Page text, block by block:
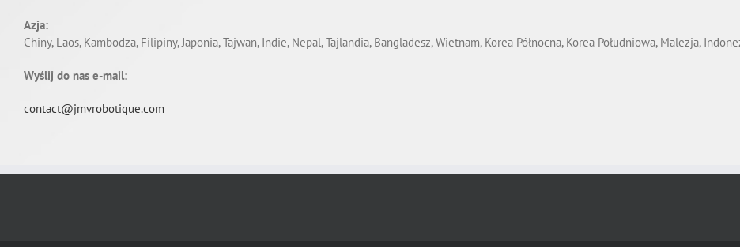
Azja:
Chiny, Laos, Kambodża, Filipiny, Japonia, Tajwan, Indie, Nepal, Tajlandia, Bangladesz, Wietnam, Korea Północna, Korea Południowa, Malezja,
Wyślij do nas e-mail:
contact@jmvrobotique.com